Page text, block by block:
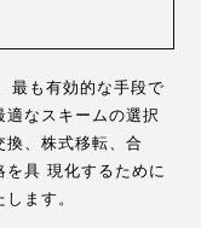
最も有効的な手段で
なスキームの選択
換、株式移転、合
具 現化するために
ます。